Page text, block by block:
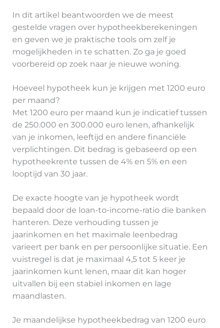
In dit artikel beantwoorden we de meest
gestelde vragen over hypotheekberekeningen
en geven we je praktische tools om zelf je
mogelijkheden in te schatten. Zo ga je goed
voorbereid op zoek naar je nieuwe woning.
Hoeveel hypotheek kun je krijgen met 1200 euro
per maand?
Met 1200 euro per maand kun je indicatief tussen
de 250.000 en 300.000 euro lenen, afhankelijk
van je inkomen, leeftijd en andere financiële
verplichtingen. Dit bedrag is gebaseerd op een
hypotheekrente tussen de 4% en 5% en een
looptijd van 30 jaar.
De exacte hoogte van je hypotheek wordt
bepaald door de loan-to-income-ratio die banken
hanteren. Deze verhouding tussen je
jaarinkomen en het maximale leenbedrag
varieert per bank en per persoonlijke situatie. Een
vuistregel is dat je maximaal 4,5 tot 5 keer je
jaarinkomen kunt lenen, maar dit kan hoger
uitvallen bij een stabiel inkomen en lage
maandlasten.
Je maandelijkse hypotheekbedrag van 1200 euro